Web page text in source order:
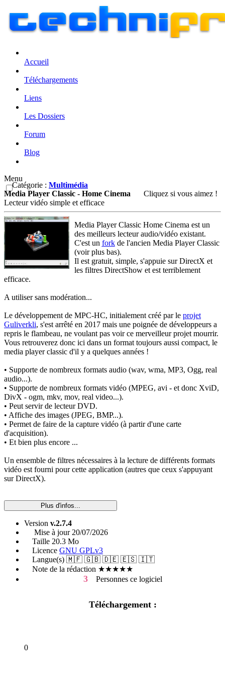
Accueil
Téléchargements
Liens
Les Dossiers
Forum
Blog
Menu
Catégorie : Multimédia
Media Player Classic - Home Cinema
Cliquez si vous aimez !
Lecteur vidéo simple et efficace
Media Player Classic Home Cinema est un
des meilleurs lecteur audio/vidéo existant.
C'est un forkde l'ancien Media Player Classic
(voir plus bas).
Il est gratuit, simple, s'appuie sur DirectX et
les filtres DirectShow et est terriblement
efficace.
A utiliser sans modération...
Le développement de MPC-HC, initialement créé par le projet
Guliverkli, s'est arrêté en 2017 mais une poignée de développeurs a
repris le flambeau, ne voulant pas voir ce merveilleur projet mourrir.
Vous retrouverez donc ici dans un format toujours aussi compact, le
media player classic d'il y a quelques années !
• Supporte de nombreux formats audio (wav, wma, MP3, Ogg, real
audio...).
• Supporte de nombreux formats vidéo (MPEG, avi - et donc XviD,
DivX - ogm, mkv, mov, real video...).
• Peut servir de lecteur DVD.
• Affiche des images (JPEG, BMP...).
• Permet de faire de la capture vidéo (à partir d'une carte
d'acquisition).
• Et bien plus encore ...
Un ensemble de filtres nécessaires à la lecture de différents formats
vidéo est fourni pour cette application (autres que ceux s'appuyant
sur DirectX).
Plus d'infos...
Version v.2.7.4
Mise à jour 20/07/2026
Taille 20.3 Mo
Licence GNU GPLv3
Langue(s) 🇲🇫 🇬🇧 🇩🇪 🇪🇸 🇮🇹
Note de la rédaction ★★★★★
3Personnes ce logiciel
Téléchargement :
0